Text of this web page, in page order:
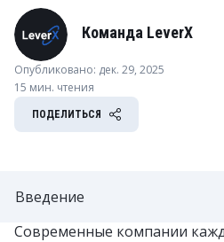
Команда LeverX
Опубликовано: дек. 29, 2025
15 мин. чтения
ПОДЕЛИТЬСЯ
Современные компании
Введение